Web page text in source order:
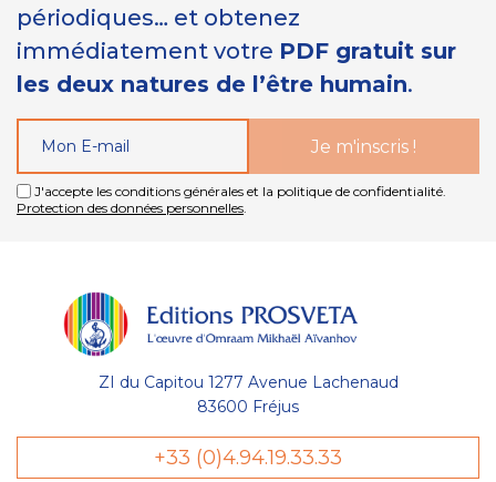
périodiques… et obtenez
immédiatement votre PDF gratuit sur
les deux natures de l’être humain.
J'accepte les conditions générales et la politique de confidentialité.
Protection des données personnelles.
ZI du Capitou 1277 Avenue Lachenaud
83600 Fréjus
+33 (0)4.94.19.33.33